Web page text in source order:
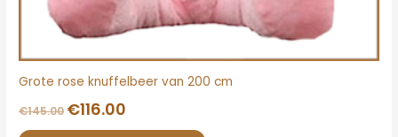
Grote rose knuffelbeer van 200 cm
€145.00 €116.00